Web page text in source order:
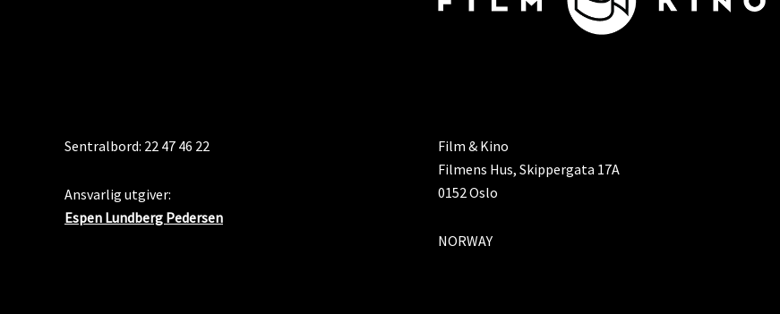
Sentralbord: 22 47 46 22
Ansvarlig utgiver:
Espen Lundberg Pedersen
Film & Kino
Filmens Hus, Skippergata 17A
0152 Oslo
NORWAY